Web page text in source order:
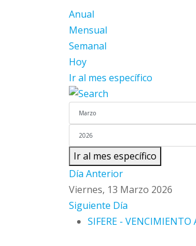
Anual
Mensual
Semanal
Hoy
Ir al mes específico
Ir al mes específico
Día Anterior
Viernes, 13 Marzo 2026
Siguiente Día
SIFERE -